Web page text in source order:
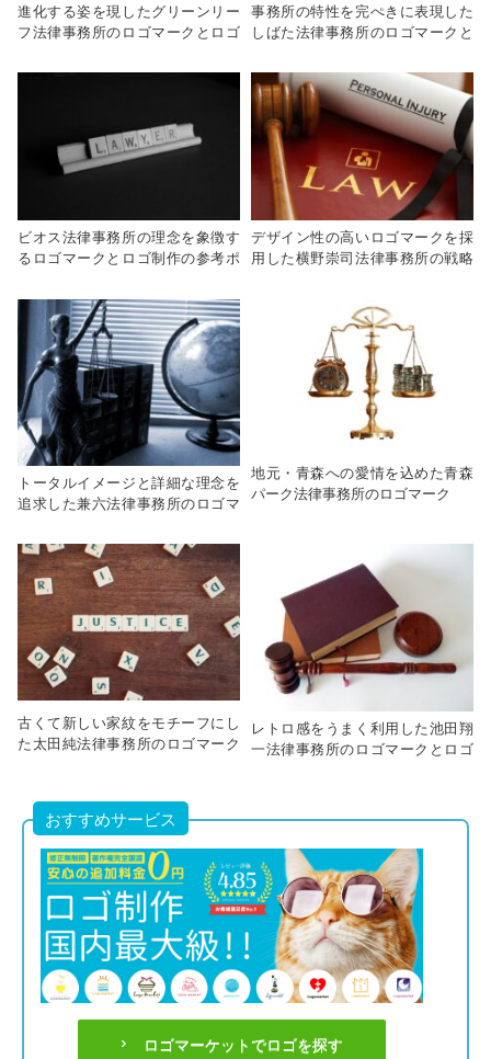
進化する姿を現したグリーンリー
フ法律事務所のロゴマークとロゴ
事務所の特性を完ぺきに表現した
しばた法律事務所のロゴマークと
ビオス法律事務所の理念を象徴す
るロゴマークとロゴ制作の参考ポ
デザイン性の高いロゴマークを採
用した横野崇司法律事務所の戦略
トータルイメージと詳細な理念を
追求した兼六法律事務所のロゴマ
地元・青森への愛情を込めた青森
パーク法律事務所のロゴマーク
古くて新しい家紋をモチーフにし
た太田純法律事務所のロゴマーク
レトロ感をうまく利用した池田翔
一法律事務所のロゴマークとロゴ
おすすめサービス
ロゴマーケットでロゴを探す